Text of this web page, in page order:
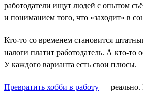
работодатели ищут людей с опытом
и пониманием того, что «заходит» в
Кто-то со временем становится
налоги платит работодатель. А кто-то
У каждого варианта есть свои плюсы.
Превратить хобби в работу — реально.